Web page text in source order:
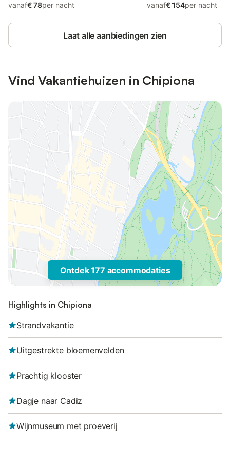
vanaf€ 78per nacht vanaf€ 154per nacht
Laat alle aanbiedingen zien
Vind Vakantiehuizen in Chipiona
Ontdek 177 accommodaties
Highlights in Chipiona
Strandvakantie
Uitgestrekte bloemenvelden
Prachtig klooster
Dagje naar Cadiz
Wijnmuseum met proeverij